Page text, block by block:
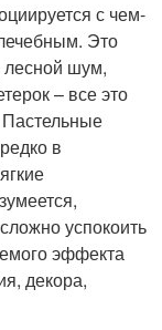
с чем-
Это
лесной шум,
– все это
в
успокоить
эффекта
декора,